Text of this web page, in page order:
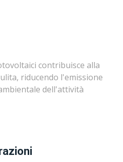
contribuisce alla
riducendo l'emissione
dell'attività